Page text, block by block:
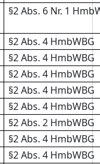
§2 Abs. 6 Nr. 1
§2 Abs. 4 HmbWBG
§2 Abs. 4 HmbWBG
§2 Abs. 4 HmbWBG
§2 Abs. 4 HmbWBG
§2 Abs. 4 HmbWBG
§2 Abs. 2 HmbWBG
§2 Abs. 4 HmbWBG
§2 Abs. 4 HmbWBG